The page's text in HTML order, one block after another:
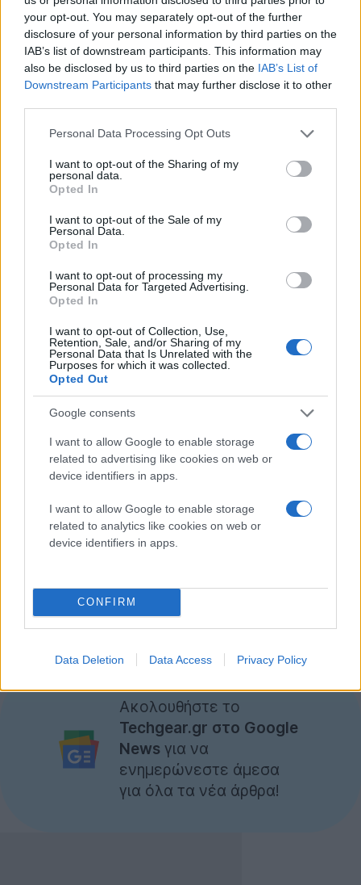
your opt-out. You may separately opt-out of the further
disclosure of your personal information by third parties on the
IAB’s list of downstream participants. This information may
also be disclosed by us to third parties on the IAB’s List of
Downstream Participants that may further disclose it to other
Please note that this website/app uses one or more Google
not limited to your visit or usage behaviour. You may click to
grant or deny consent to Google and its third-party tags to
use your data for below specified purposes in below Google
consent section.
Personal Data Processing Opt Outs
I want to opt-out of the Sharing of my
personal data.
Opted In
I want to opt-out of the Sale of my
Personal Data.
Opted In
I want to opt-out of processing my
Personal Data for Targeted Advertising.
Opted In
I want to opt-out of Collection, Use,
Retention, Sale, and/or Sharing of my
Personal Data that Is Unrelated with the
Purposes for which it was collected.
Opted Out
Google consents
I want to allow Google to enable storage
related to advertising like cookies on web or
device identifiers in apps.
I want to allow Google to enable storage
related to analytics like cookies on web or
device identifiers in apps.
CONFIRM
Data Deletion Data Access Privacy Policy
Τώρα, σα να μην έφταναν αυτά, η YouTube
λειτουργία, με την ονομασία Merch Store, για τη
διάθεση εμπορευμάτων μέσω της ιστοσελίδας!
Μέσα στις επόμενες εβδομάδες, οι μουσικοί
συνεργάτες της YouTube θα μπορούν να εμπορεύονται
τα αγαθά τους, είτε αυτά είναι εισιτήρια για
συναυλίες είτε μουσικά κομμάτια ή οτιδήποτε άλλο
σχετίζεται με τη μουσική και τους διάφορους
καλλιτέχνες, πάντα φυσικά με το αζημείωτο για τη
YouTube.
Μάλιστα, η εταιρεία έχει ήδη προχωρήσει σε
συνεργασίες: με την Topspin για τα διαφόρων ειδών
εισιτηρίων και τις iTunesκαιAmazonγια τα μουσικά
downloads.
διάσταση στη μουσική εμπειρία του YouTube και να
θέσει νέες βάσεις για πιο άμεσες και ολοκληρωμένες
techcrunch]
Ακολουθήστε το
Techgear.gr στο Google
News για να
ενημερώνεστε άμεσα
για όλα τα νέα άρθρα!